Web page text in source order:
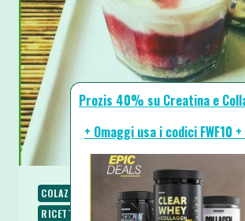
COLAZIONE PIATTI FREDDI
RICETTE
RICETTE DOLCI
RICETTE SENZA COTTURA
Prozis 40% su Creatina e
+ Omaggi usa i codici FWF10 +